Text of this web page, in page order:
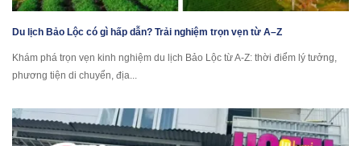
Du lịch Bảo Lộc có gì hấp dẫn? Trải nghiệm trọn vẹn từ A–Z
Khám phá trọn vẹn kinh nghiệm du lịch Bảo Lộc từ A-Z: thời điểm lý tưởng,
phương tiện di chuyển, địa...